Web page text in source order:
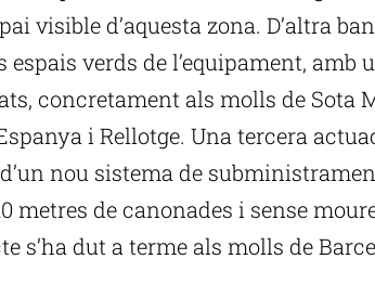
visible d’aquesta zona. D’altra
espais verds de l’equipament, amb
concretament als molls de Sota
i Rellotge. Una tercera
nou sistema de
metres de canonades i sense
s’ha dut a terme als molls de